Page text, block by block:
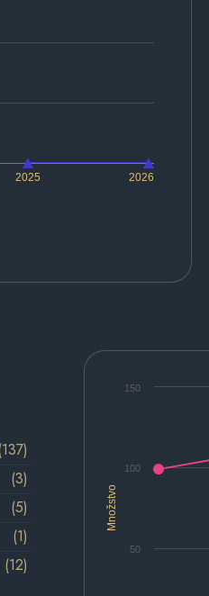
2025 2026
Množstvo
50
100
150
(3)
(5)
(1)
(12)